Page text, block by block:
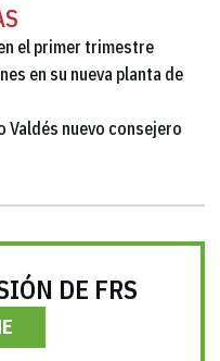
el primer trimestre
en su nueva planta de
Valdés nuevo consejero
DE FRS